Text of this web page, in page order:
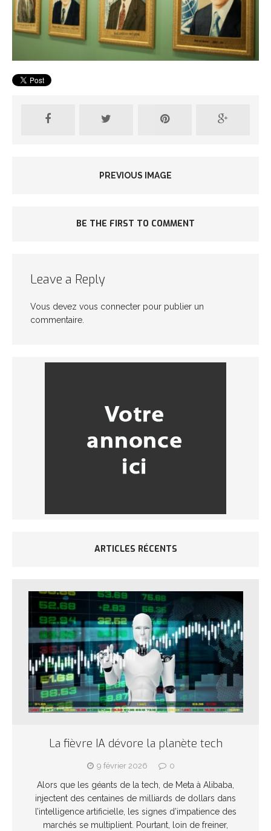
PREVIOUS IMAGE
BE THE FIRST TO COMMENT
Leave a Reply
Vous devez vous connecter pour publier un
commentaire.
ARTICLES RÉCENTS
La fièvre IA dévore la planète tech
9 février 2026 0
Alors que les géants de la tech, de Meta à Alibaba,
injectent des centaines de milliards de dollars dans
l’intelligence artificielle, les signes d’impatience des
marchés se multiplient. Pourtant, loin de freiner,